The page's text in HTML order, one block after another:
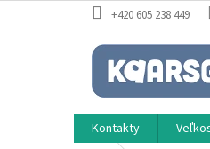
na
+420 605 238 449
Kontakty